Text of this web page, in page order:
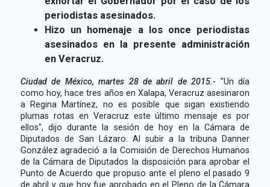
periodistas asesinados.
Hizo un homenaje a los once periodistas
asesinados en la presente administración
en Veracruz.
Ciudad de México, martes 28 de abril de 2015.- "Un día
como hoy, hace tres años en Xalapa, Veracruz asesinaron
a Regina Martínez, no es posible que sigan existiendo
plumas rotas en Veracruz este último mensaje es por
ellos", dijo durante la sesión de hoy en la Cámara de
Diputados de San Lázaro. Al subir a la tribuna Danner
González agradeció a la Comisión de Derechos Humanos
de la Cámara de Diputados la disposición para aprobar el
Punto de Acuerdo que propuso ante el pleno el pasado 9
de abril y que hoy fue aprobado en el Pleno de la Cámara